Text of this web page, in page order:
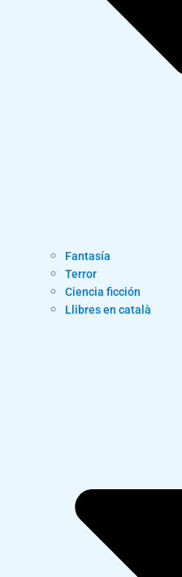
Fantasía
Terror
Ciencia ficción
Llibres en català